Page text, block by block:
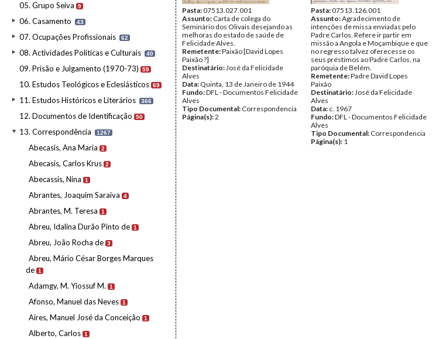
05. Grupo Seiva 9
06. Casamento 43
07. Ocupações Profissionais 62
08. Actividades Políticas e Culturais 40
09. Prisão e Julgamento (1970-73) 59
10. Estudos Teológicos e Eclesiásticos 69
11. Estudos Históricos e Literários 366
12. Documentos de Identificação 50
13. Correspondência 1267
Abecasis, Ana Maria 2
Abecasis, Carlos Krus 2
Abecassis, Nina 1
Abrantes, Joaquim Saraiva 4
Abrantes, M. Teresa 1
Abreu, Idalina Durão Pinto de 1
Abreu, João Rocha de 3
Abreu, Mário César Borges Marques
de 1
Adamgy, M. Yiossuf M. 1
Afonso, Manuel das Neves 1
Aires, Manuel José da Conceição 1
Alberto, Carlos 1
Pasta:07513.027.001
Assunto: Carta de colega do
Seminário dos Olivais desejando as
melhoras do estado de saúde de
Felicidade Alves.
Remetente:Paixão [David Lopes
Paixão ?]
Destinatário:José da Felicidade
Alves
Data: Quinta, 13 de Janeiro de 1944
Fundo:DFL - Documentos Felicidade
Alves
Tipo Documental: Correspondencia
Página(s):2
Pasta:07513.126.001
Assunto:Agradecimento de
intenções de missa enviadas pelo
Padre Carlos. Refere ir partir em
missão a Angola e Moçambique e que
no regresso talvez oferecesse os
seus préstimos ao Padre Carlos, na
paróquia de Belém.
Remetente:Padre David Lopes
Paixão
Destinatário:José da Felicidade
Alves
Data: c. 1967
Fundo:DFL - Documentos Felicidade
Alves
Tipo Documental: Correspondencia
Página(s): 1